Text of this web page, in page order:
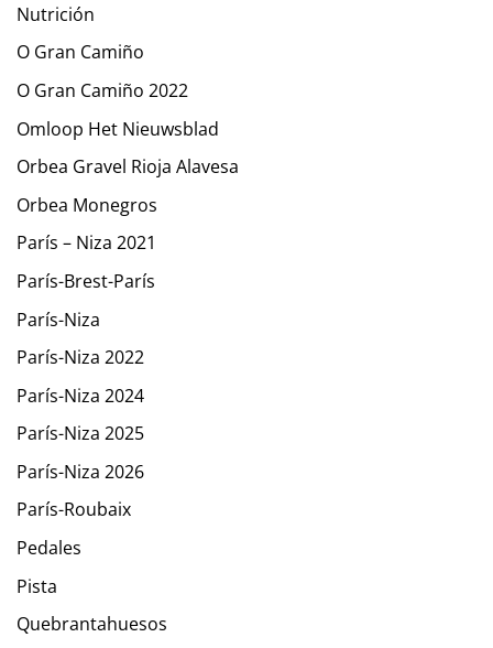
Nutrición
O Gran Camiño
O Gran Camiño 2022
Omloop Het Nieuwsblad
Orbea Gravel Rioja Alavesa
Orbea Monegros
París – Niza 2021
París-Brest-París
París-Niza
París-Niza 2022
París-Niza 2024
París-Niza 2025
París-Niza 2026
París-Roubaix
Pedales
Pista
Quebrantahuesos